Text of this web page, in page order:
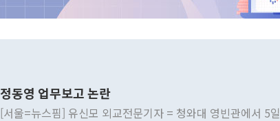
정동영 업무보고 논란
[서울=뉴스핌] 유신모 외교전문기자 = 청와대 영빈관에서 5